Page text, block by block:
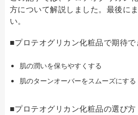
方について解説しました。最後に
い。
■プロテオグリカン化粧品で期待
肌の潤いを保ちやすくする
肌のターンオーバーをスムーズにする
■プロテオグリカン化粧品の選び方